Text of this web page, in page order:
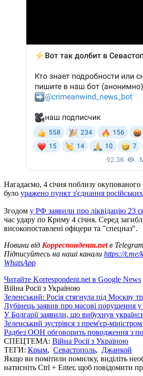
Нагадаємо, 4 січня поблизу окупованого
було уражено пункт з'єднання
Згодом у РФ заявили про ліквідацію 23
час удару по Криму 4 січня. Серед
високопоставлені офіцери та "спецназ".
Новини від Корреспондент.netв
Підписуйтесь на наші канали https://t.me/
WhatsApp
Читайте Korrespondent.net в Google News
Війна Росії з Україною
Зеленський: Росія стягнула під Москву
Лубінець заявив про масові порушення
У Болгарії заявили, що вибухнув
Зеленський зустрівся з прем'єр-міністром
Радбез ООН обговорить поводження з
СПЕЦТЕМА: Війна Росії з Україною
ТЕГИ: Крым, Севастополь, Джанкой
Якщо ви помітили помилку, виділіть
натисніть Ctrl + Enter, щоб повідомити